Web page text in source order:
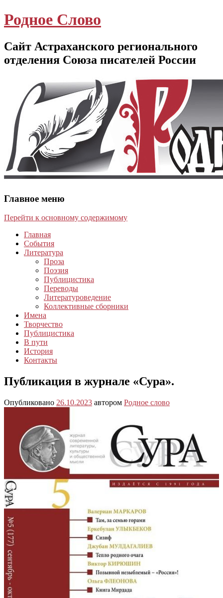
Родное Слово
Сайт Астраханского регионального
отделения Союза писателей России
Главное меню
Перейти к основному содержимому
Главная
События
Литература
Проза
Поэзия
Публицистика
Переводы
Литературоведение
Коллективные сборники
Имена
Творчество
Публицистика
В пути
История
Контакты
Публикация в журнале «Сура».
Опубликовано 26.10.2023 автором Родное слово